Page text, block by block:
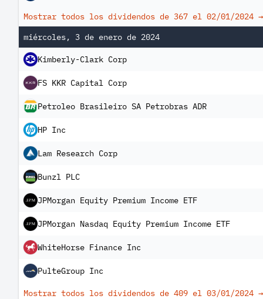
Mostrar todos los dividendos de 367 el 02/01/2024 →
miércoles, 3 de enero de 2024
Kimberly-Clark Corp
FS KKR Capital Corp
Petroleo Brasileiro SA Petrobras ADR
HP Inc
Lam Research Corp
Bunzl PLC
JPMorgan Equity Premium Income ETF
JPMorgan Nasdaq Equity Premium Income ETF
WhiteHorse Finance Inc
PulteGroup Inc
Mostrar todos los dividendos de 409 el 03/01/2024 →